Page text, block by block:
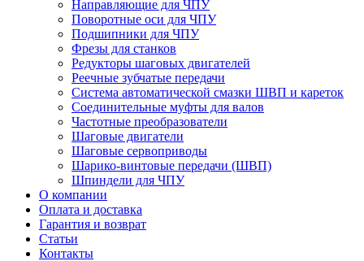
Направляющие для ЧПУ
Поворотные оси для ЧПУ
Подшипники для ЧПУ
Фрезы для станков
Редукторы шаговых двигателей
Реечные зубчатые передачи
Система автоматической смазки ШВП и кареток
Соединительные муфты для валов
Частотные преобразователи
Шаговые двигатели
Шаговые сервоприводы
Шарико-винтовые передачи (ШВП)
Шпиндели для ЧПУ
О компании
Оплата и доставка
Гарантия и возврат
Статьи
Контакты